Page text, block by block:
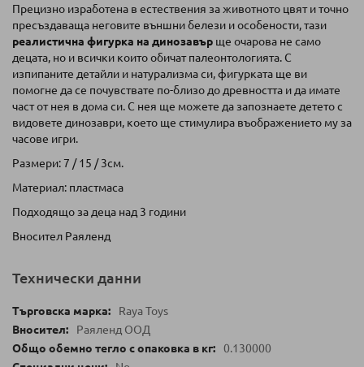
Прецизно изработена в естествения за животното цвят и точно
пресъздаваща неговите външни белези и особености, тази
реалистична фигурка на динозавър ще очарова не само
децата, но и всички които обичат палеонтологията. С
изпипаните детайли и натурализма си, фигурката ще ви
помогне да се почувствате по-близо до древността и да имате
част от нея в дома си. С нея ще можете да запознаете детето с
видовете динозаври, което ще стимулира въображението му за
часове игри.
Размери: 7 / 15 / 3см.
Материал: пластмаса
Подходящо за деца над 3 години
Вносител Раяленд
Технически данни
Raya Toys
Раяленд ООД
0.130000